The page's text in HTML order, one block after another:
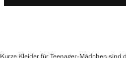
Kurze Kleider für Teenager-Mädchen sind